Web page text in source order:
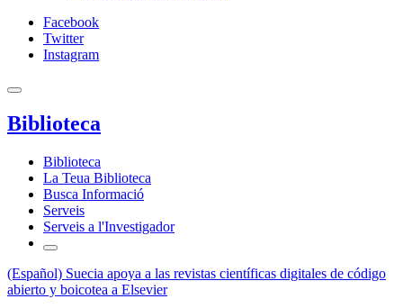
Facebook
Twitter
Instagram
Biblioteca
Biblioteca
La Teua Biblioteca
Busca Informació
Serveis
Serveis a l'Investigador
(Español) Suecia apoya a las revistas científicas digitales de código
abierto y boicotea a Elsevier